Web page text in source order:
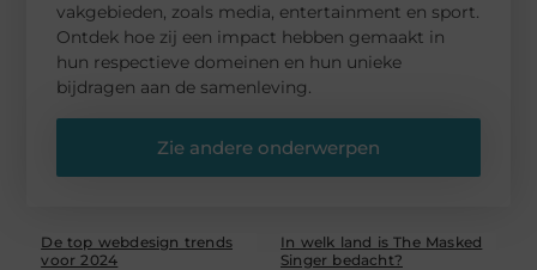
vakgebieden, zoals media, entertainment en sport.
Ontdek hoe zij een impact hebben gemaakt in
hun respectieve domeinen en hun unieke
bijdragen aan de samenleving.
Zie andere onderwerpen
De top webdesign trends
voor 2024
In welk land is The Masked
Singer bedacht?